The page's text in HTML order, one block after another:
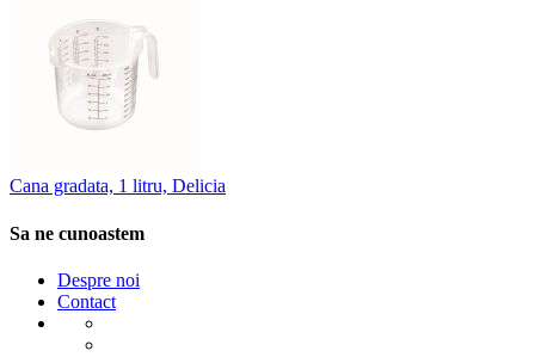
Cana gradata, 1 litru, Delicia
Sa ne cunoastem
Despre noi
Contact